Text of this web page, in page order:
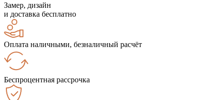
Замер, дизайн
и доставка бесплатно
Оплата наличными, безналичный расчёт
Беспроцентная рассрочка